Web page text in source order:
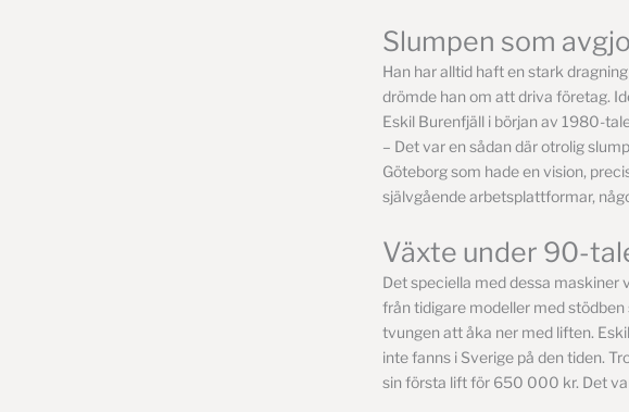
Slumpen som
Han har alltid haft en stark
drömde han om att driva företag.
Eskil Burenfjäll i början av 1980-
– Det var en sådan där otrolig
Göteborg som hade en vision,
självgående arbetsplattformar,
Växte under 90-
Det speciella med dessa
från tidigare modeller med
tvungen att åka ner med liften.
inte fanns i Sverige på den tiden.
sin första lift för 650 000 kr. Det